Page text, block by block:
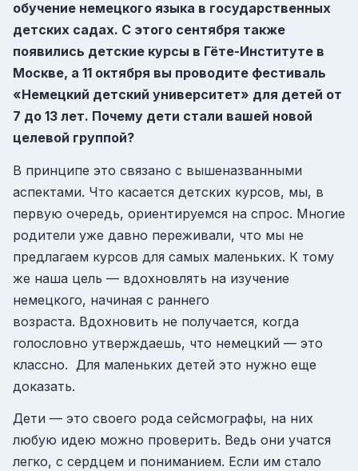
обучение немецкого языка в государственных
детских садах. С этого сентября также
появились детские курсы в Гёте-Институте в
Москве, а 11 октября вы проводите фестиваль
«Немецкий детский университет» для детей от
7 до 13 лет. Почему дети стали вашей новой
целевой группой?
В принципе это связано с вышеназванными
аспектами. Что касается детских курсов, мы, в
первую очередь, ориентируемся на спрос. Многие
родители уже давно переживали, что мы не
предлагаем курсов для самых маленьких. К тому
же наша цель — вдохновлять на изучение
немецкого, начиная с раннего
возраста. Вдохновить не получается, когда
голословно утверждаешь, что немецкий — это
классно. Для маленьких детей это нужно еще
доказать.
Дети — это своего рода сейсмографы, на них
любую идею можно проверить. Ведь они учатся
легко, с сердцем и пониманием. Если им стало